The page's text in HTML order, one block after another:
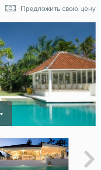
Предложить свою цену